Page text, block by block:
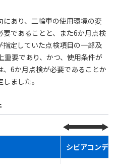
あり、二輪車の使用環境の変
であることと、また6か月点検
定していた点検項目の一部及
重要であり、かつ、使用条件が
6か月点検が必要であることか
ました。
シビアコンデ